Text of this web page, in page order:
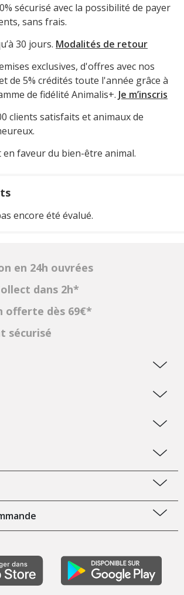
sécurisé avec la possibilité de payer
sans frais.
30 jours. Modalités de retour
exclusives, d'offres avec nos
de 5% crédités toute l'année grâce à
de fidélité Animalis+. Je m’inscris
clients satisfaits et animaux de
en faveur du bien-être animal.
encore été évalué.
en 24h ouvrées
dans 2h*
offerte dès 69€*
sécurisé